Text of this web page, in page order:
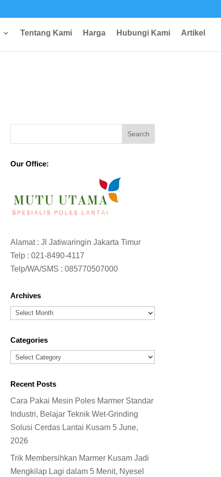
Tentang Kami Harga Hubungi Kami Artikel
Our Office:
Alamat : Jl Jatiwaringin Jakarta Timur
Telp :021-8490-4117
Telp/WA/SMS :085770507000
Archives
Archives
Categories
Categories
Recent Posts
Cara Pakai Mesin Poles Marmer Standar
Industri, Belajar Teknik Wet-Grinding
Solusi Cerdas Lantai Kusam 5 June,
2026
Trik Membersihkan Marmer Kusam Jadi
Mengkilap Lagi dalam 5 Menit, Nyesel